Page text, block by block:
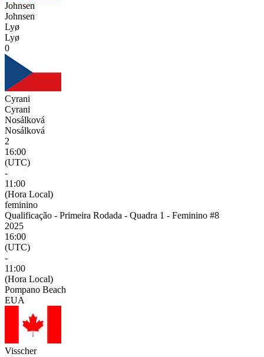
Johnsen
Johnsen
Lyø
Lyø
0
Cyrani
Cyrani
Nosálková
Nosálková
2
16:00
(UTC)
-
11:00
(Hora Local)
feminino
Qualificação - Primeira Rodada - Quadra 1 - Feminino #8
2025
16:00
(UTC)
-
11:00
(Hora Local)
Pompano Beach
EUA
Visscher